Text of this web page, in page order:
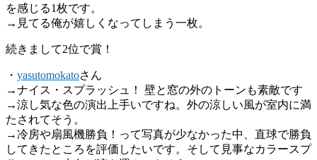
を感じる1枚です。
→見てる俺が嬉しくなってしまう一枚。
続きまして2位で賞！
・ yasutomokatoさん
→ナイス・スプラッシュ！ 壁と窓の外のトーンも素敵です
→涼し気な色の演出上手いですね。外の涼しい風が室内に満
たされてそう。
→冷房や扇風機勝負！って写真が少なかった中、直球で勝負
してきたところを評価したいです。そして見事なカラースプ